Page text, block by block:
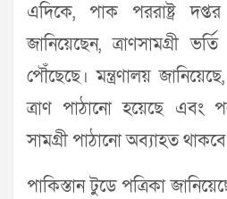
এদিকে, পাক পররাষ্ট্র
জানিয়েছেন, ত্রাণসামগ্রী
পৌঁছেছে। মন্ত্রণালয়
ত্রাণ পাঠানো হয়েছে এবং
সামগ্রী পাঠানো অব্যাহত
পাকিস্তান টুডে পত্রিকা